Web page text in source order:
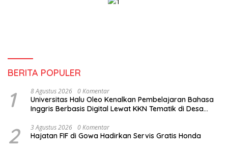
BERITA POPULER
1 8 Agustus 2026 0 Komentar
Universitas Halu Oleo Kenalkan Pembelajaran Bahasa
Inggris Berbasis Digital Lewat KKN Tematik di Desa
2 3 Agustus 2026 0 Komentar
Hajatan FIF di Gowa Hadirkan Servis Gratis Honda